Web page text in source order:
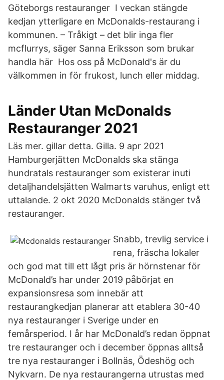
Göteborgs restauranger I veckan stängde
kedjan ytterligare en McDonalds-restaurang i
kommunen. – Tråkigt – det blir inga fler
mcflurrys, säger Sanna Eriksson som brukar
handla här Hos oss på McDonald's är du
välkommen in för frukost, lunch eller middag.
Länder Utan McDonalds
Restauranger 2021
Läs mer. gillar detta. Gilla. 9 apr 2021
Hamburgerjätten McDonalds ska stänga
hundratals restauranger som existerar inuti
detaljhandelsjätten Walmarts varuhus, enligt ett
uttalande. 2 okt 2020 McDonalds stänger två
restauranger.
Snabb, trevlig service i
rena, fräscha lokaler
och god mat till ett lågt pris är hörnstenar för
McDonald’s har under 2019 påbörjat en
expansionsresa som innebär att
restaurangkedjan planerar att etablera 30-40
nya restauranger i Sverige under en
femårsperiod. I år har McDonald’s redan öppnat
tre restauranger och i december öppnas alltså
tre nya restauranger i Bollnäs, Ödeshög och
Nykvarn. De nya restaurangerna utrustas med